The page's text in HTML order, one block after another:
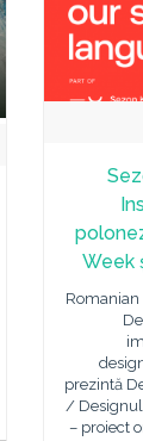
Week
Romanian
prezintă
/
– proiect